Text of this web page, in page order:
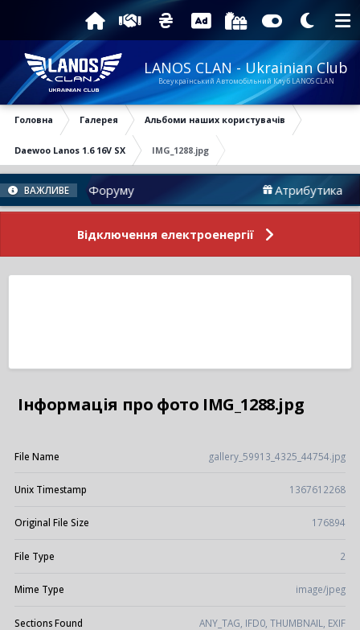
LANOS CLAN - Ukrainian Club
Всеукраїнський Автомобільний Клуб LANOS CLAN
Головна Галерея Альбоми наших користувачів
Daewoo Lanos 1.6 16V SX IMG_1288.jpg
ВАЖЛИВЕ
Новини Форуму Атрибутика
Відключення електроенергії
Інформація про фото IMG_1288.jpg
File Name gallery_59913_4325_44754.jpg
Unix Timestamp 1367612268
Original File Size 176894
File Type 2
Mime Type image/jpeg
Sections Found ANY_TAG, IFD0, THUMBNAIL, EXIF